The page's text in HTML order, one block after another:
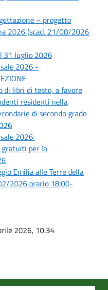
– progetto
2026 (scad. 21/08/2026
31 luglio 2026
2026 -
di libri di testo, a favore
residenti nella
di secondo grado
2026.
gratuiti per la
Emilia alle Terre della
2026 orario 18:00-
2026, 10:34